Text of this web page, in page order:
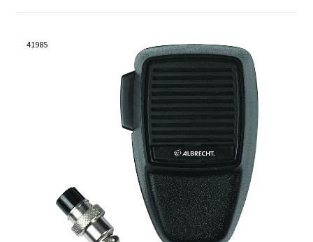
41985